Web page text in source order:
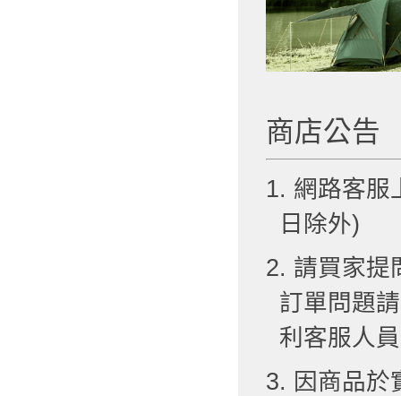
商店公告
1. 網路客服
日除外)
2. 請買家提
訂單問題
利客服人
3. 因商品於